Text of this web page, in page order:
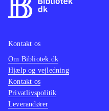
Kontakt os
Om Bibliotek.dk
Hjælp og vejledning
Kontakt os
Privatlivspolitik
Leverandører